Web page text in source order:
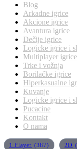
Blog
Arkadne igrice
Akcione igrice
Avantura igrice
Dečije igrice
Logicke igrice i
Multiplayer igrice
Trke i vožnja
Borilačke igrice
Hiperkasualne
Kuvanje
Logicke igrice i
Pucacine
Kontakt
O nama
1 Player (387) 2D